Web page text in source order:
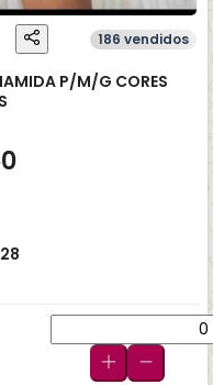
186 vendidos
P/M/G CORES